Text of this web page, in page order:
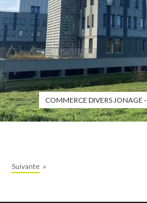
COMMERCE DIVERS JONAGE -
Suivante »